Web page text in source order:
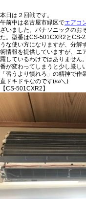
本日は２回戦です。
午前中は名古屋市緑区でエアコ
ざいました。パナソニックのお
た。型番はCS-501CXR2とCS-
うな使い方になりますが、分解
術情報を提供していますが、エ
羅しているわけではありません
番が変わってしまうと少し厳し
「習うより慣れろ」の精神で
直ドキドキなのです(/ω＼)
【CS-501CXR2】